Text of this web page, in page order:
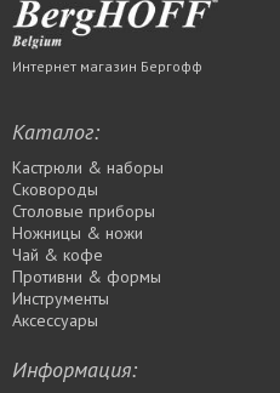
Интернет магазин Бергофф
Каталог:
Кастрюли & наборы
Сковороды
Столовые приборы
Ножницы & ножи
Чай & кофе
Противни & формы
Инструменты
Аксессуары
Информация: